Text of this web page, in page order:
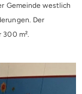
Gemeinde westlich
Der
m².